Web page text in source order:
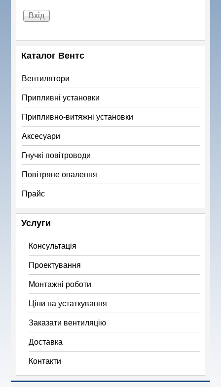
Каталог Вентс
Вентилятори
Припливні установки
Припливно-витяжні установки
Аксесуари
Гнучкі повітроводи
Повітряне опалення
Прайс
Услуги
Консультація
Проектування
Монтажні роботи
Ціни на устаткування
Заказати вентиляцію
Доставка
Контакти